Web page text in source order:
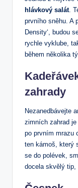
hlávkový salát.
prvního sněhu. A
Density‘, budou
rychle vyklube,
během několika
zahrady
Nezanedbávejte
zimních zahrad
po prvním mrazu
ten kámoš, který
se do polévek,
docela skvělý tip,